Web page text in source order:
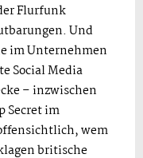
Flurfunk
Und
im Unternehmen
Social Media
– inzwischen
Secret im
wem
britische